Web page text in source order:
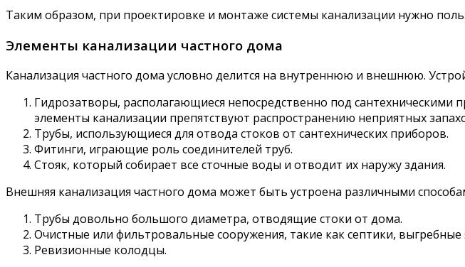
Таким образом, при проектировке и монтаже системы канализации нужно
Элементы канализации частного дома
Канализация частного дома условно делится на внутреннюю и внешнюю.
Гидрозатворы, располагающиеся непосредственно под сантехническими
элементы канализации препятствуют распространению неприятных
Трубы, использующиеся для отвода стоков от сантехнических приборов.
Фитинги, играющие роль соединителей труб.
Стояк, который собирает все сточные воды и отводит их наружу здания.
Внешняя канализация частного дома может быть устроена различными
Трубы довольно большого диаметра, отводящие стоки от дома.
Очистные или фильтровальные сооружения, такие как септики,
Ревизионные колодцы.